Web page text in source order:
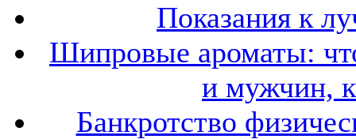
Показания к
Шипровые ароматы:
и мужчин,
Банкротство